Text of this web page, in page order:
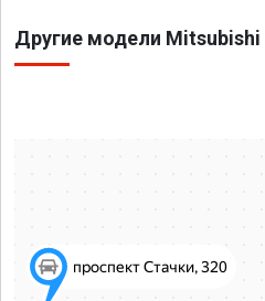
Другие модели Mitsubishi